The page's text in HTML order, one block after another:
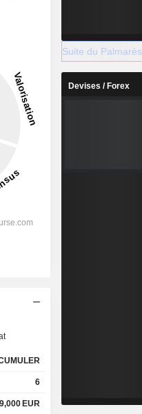
6
9,000 EUR
Suite du Palmarès
Devises / Forex